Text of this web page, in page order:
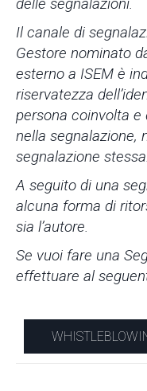
Il canale di
Gestore nominato
esterno a ISEM è
riservatezza
persona coinvolta
nella segnalazione,
segnalazione stessa.
A seguito di una
alcuna forma di
sia l’autore.
Se vuoi fare una
effettuare al